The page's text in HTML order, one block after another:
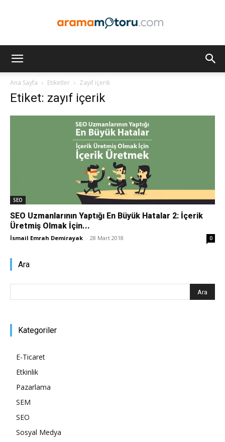
Optimizasyonu
ve
Ana Sayfa Etiketler Zayıf içerik
Etiket: zayıf içerik
SEO
SEO Uzmanlarının Yaptığı En Büyük Hatalar 2: İçerik
Üretmiş Olmak İçin...
İsmail Emrah Demirayak - 28 Mart 2018 0
Ara
Kategoriler
E-Ticaret
Etkinlik
Pazarlama
SEM
SEO
Sosyal Medya